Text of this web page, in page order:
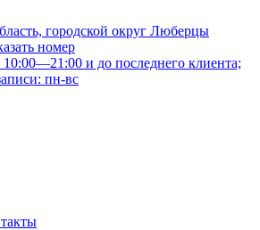
городской округ Люберцы
номер
и до последнего клиента;
пн-вс